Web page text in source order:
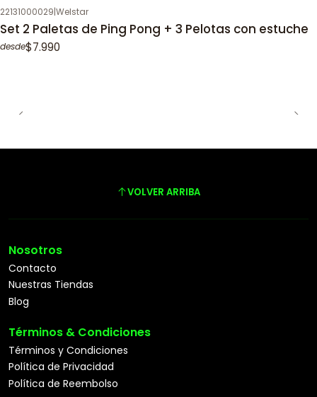
22131000029|Welstar
Set 2 Paletas de Ping Pong + 3 Pelotas con estuche
desde$7.990
VOLVER ARRIBA
Nosotros
Contacto
Nuestras Tiendas
Blog
Términos & Condiciones
Términos y Condiciones
Política de Privacidad
Política de Reembolso